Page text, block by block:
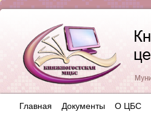
Главная Документы О ЦБС